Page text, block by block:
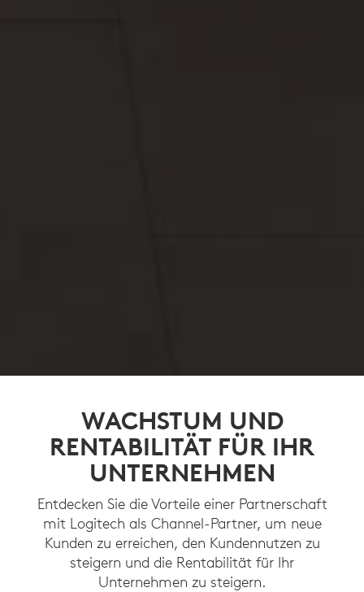
WACHSTUM UND
RENTABILITÄT FÜR IHR
UNTERNEHMEN
Entdecken Sie die Vorteile einer Partnerschaft
mit Logitech als Channel-Partner, um neue
Kunden zu erreichen, den Kundennutzen zu
steigern und die Rentabilität für Ihr
Unternehmen zu steigern.